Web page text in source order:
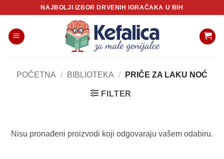
content
NAJBOLJI IZBOR DRVENIH IGRAČAKA U BIH
POČETNA / BIBLIOTEKA / PRIČE ZA LAKU NOĆ
FILTER
Nisu pronađeni proizvodi koji odgovaraju vašem odabiru.